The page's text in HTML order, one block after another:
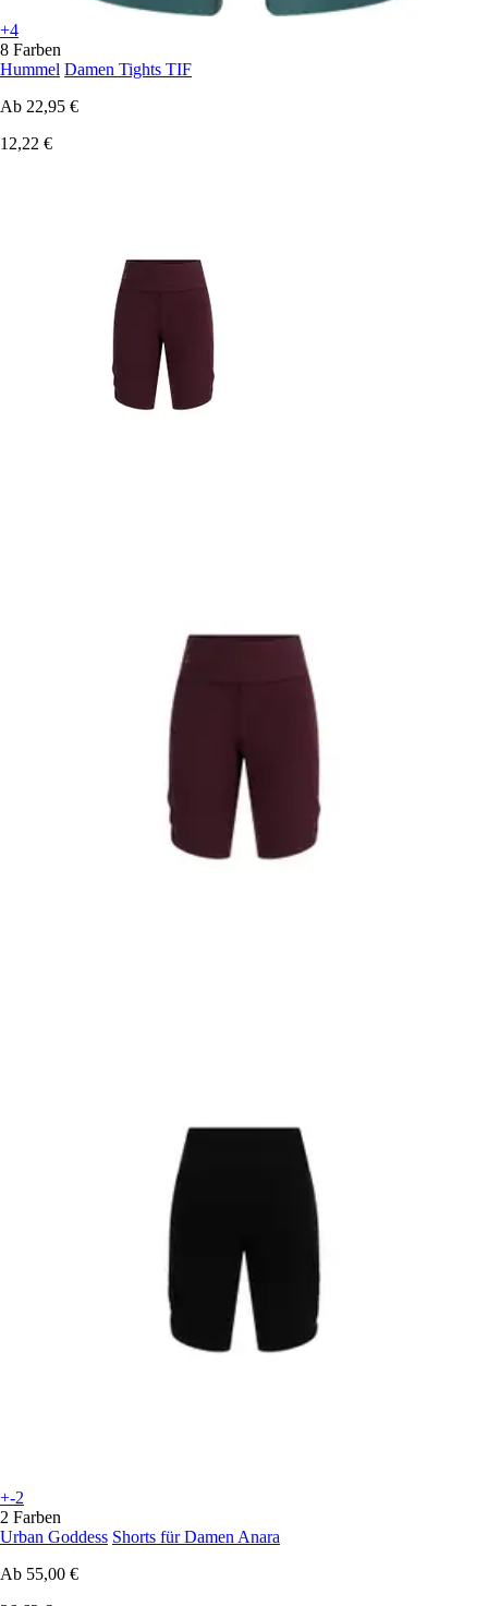
+4
8 Farben
Hummel Damen Tights TIF
Ab 22,95 €
12,22 €
+-2
2 Farben
Urban Goddess Shorts für Damen Anara
Ab 55,00 €